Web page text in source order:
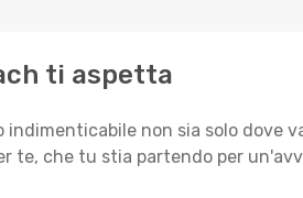
ti aspetta
non sia solo dove
te, che tu stia partendo per